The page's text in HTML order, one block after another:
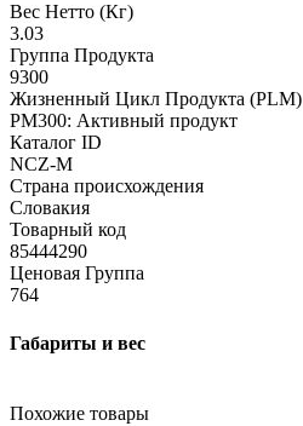
Вес Нетто (Кг)
3.03
Группа Продукта
9300
Жизненный Цикл Продукта (PLM)
PM300: Активный продукт
Каталог ID
NCZ-M
Страна происхождения
Словакия
Товарный код
85444290
Ценовая Группа
764
Габариты и вес
Похожие товары